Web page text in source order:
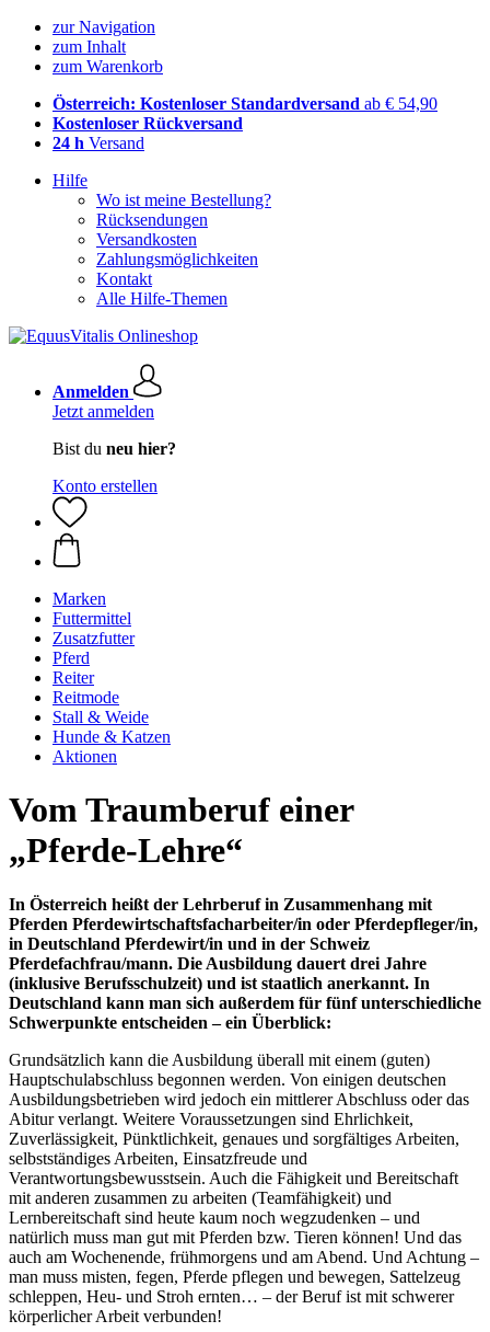
zur Navigation
zum Inhalt
zum Warenkorb
Österreich: Kostenloser Standardversand ab € 54,90
Kostenloser Rückversand
24 h Versand
Hilfe
Wo ist meine Bestellung?
Rücksendungen
Versandkosten
Zahlungsmöglichkeiten
Kontakt
Alle Hilfe-Themen
Anmelden
Jetzt anmelden
Bist du neu hier?
Konto erstellen
Marken
Futtermittel
Zusatzfutter
Pferd
Reiter
Reitmode
Stall & Weide
Hunde & Katzen
Aktionen
Vom Traumberuf einer
„Pferde-Lehre“
In Österreich heißt der Lehrberuf in Zusammenhang mit
Pferden Pferdewirtschaftsfacharbeiter/in oder Pferdepfleger/in,
in Deutschland Pferdewirt/in und in der Schweiz
Pferdefachfrau/mann. Die Ausbildung dauert drei Jahre
(inklusive Berufsschulzeit) und ist staatlich anerkannt. In
Deutschland kann man sich außerdem für fünf unterschiedliche
Schwerpunkte entscheiden – ein Überblick:
Grundsätzlich kann die Ausbildung überall mit einem (guten)
Hauptschulabschluss begonnen werden. Von einigen deutschen
Ausbildungsbetrieben wird jedoch ein mittlerer Abschluss oder das
Abitur verlangt. Weitere Voraussetzungen sind Ehrlichkeit,
Zuverlässigkeit, Pünktlichkeit, genaues und sorgfältiges Arbeiten,
selbstständiges Arbeiten, Einsatzfreude und
Verantwortungsbewusstsein. Auch die Fähigkeit und Bereitschaft
mit anderen zusammen zu arbeiten (Teamfähigkeit) und
Lernbereitschaft sind heute kaum noch wegzudenken – und
natürlich muss man gut mit Pferden bzw. Tieren können! Und das
auch am Wochenende, frühmorgens und am Abend. Und Achtung –
man muss misten, fegen, Pferde pflegen und bewegen, Sattelzeug
schleppen, Heu- und Stroh ernten… – der Beruf ist mit schwerer
körperlicher Arbeit verbunden!